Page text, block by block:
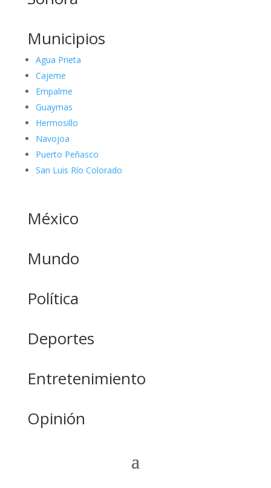
Municipios
Agua Prieta
Cajeme
Empalme
Guaymas
Hermosillo
Navojoa
Puerto Peñasco
San Luis Río Colorado
México
Mundo
Política
Deportes
Entretenimiento
Opinión